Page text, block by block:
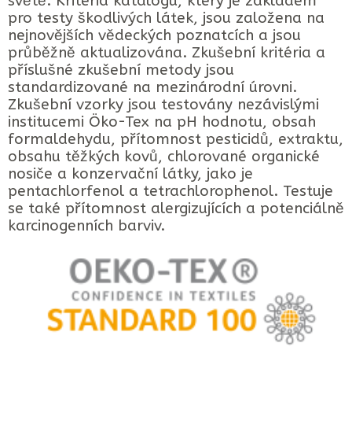
pro testy škodlivých látek, jsou založena na
nejnovějších vědeckých poznatcích a jsou
průběžně aktualizována. Zkušební kritéria a
příslušné zkušební metody jsou
standardizované na mezinárodní úrovni.
Zkušební vzorky jsou testovány nezávislými
institucemi Öko-Tex na pH hodnotu, obsah
formaldehydu, přítomnost pesticidů, extraktu,
obsahu těžkých kovů, chlorované organické
nosiče a konzervační látky, jako je
pentachlorfenol a tetrachlorophenol. Testuje
se také přítomnost alergizujících a potenciálně
karcinogenních barviv.